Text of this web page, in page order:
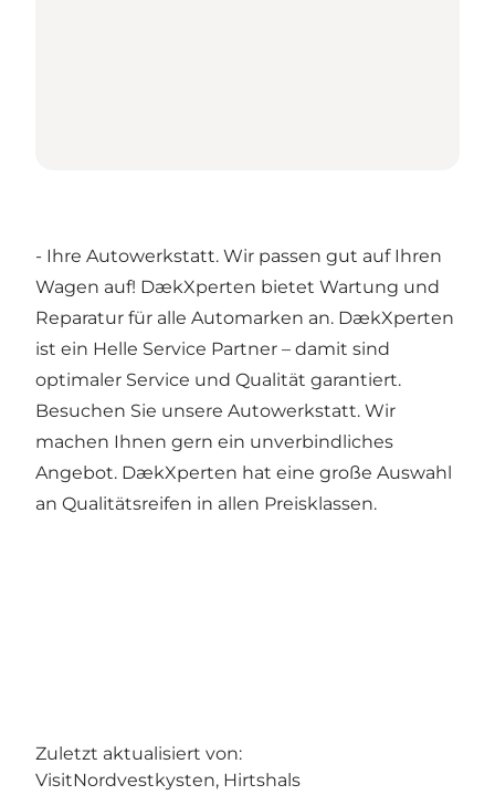
- Ihre Autowerkstatt. Wir passen gut auf Ihren
Wagen auf! DækXperten bietet Wartung und
Reparatur für alle Automarken an. DækXperten
ist ein Helle Service Partner – damit sind
optimaler Service und Qualität garantiert.
Besuchen Sie unsere Autowerkstatt. Wir
machen Ihnen gern ein unverbindliches
Angebot. DækXperten hat eine große Auswahl
an Qualitätsreifen in allen Preisklassen.
Zuletzt aktualisiert von:
VisitNordvestkysten, Hirtshals